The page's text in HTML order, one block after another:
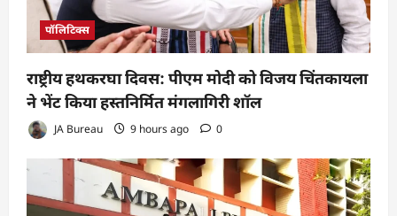
पॉलिटिक्स
राष्ट्रीय हथकरघा दिवस: पीएम मोदी को विजय चिंतकायला
ने भेंट किया हस्तनिर्मित मंगलागिरी शॉल
JA Bureau 9 hours ago 0